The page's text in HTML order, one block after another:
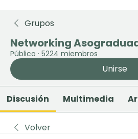
Grupos
Networking
Público · 5224 miembros
Unirse
Discusión Multimedia
Volver